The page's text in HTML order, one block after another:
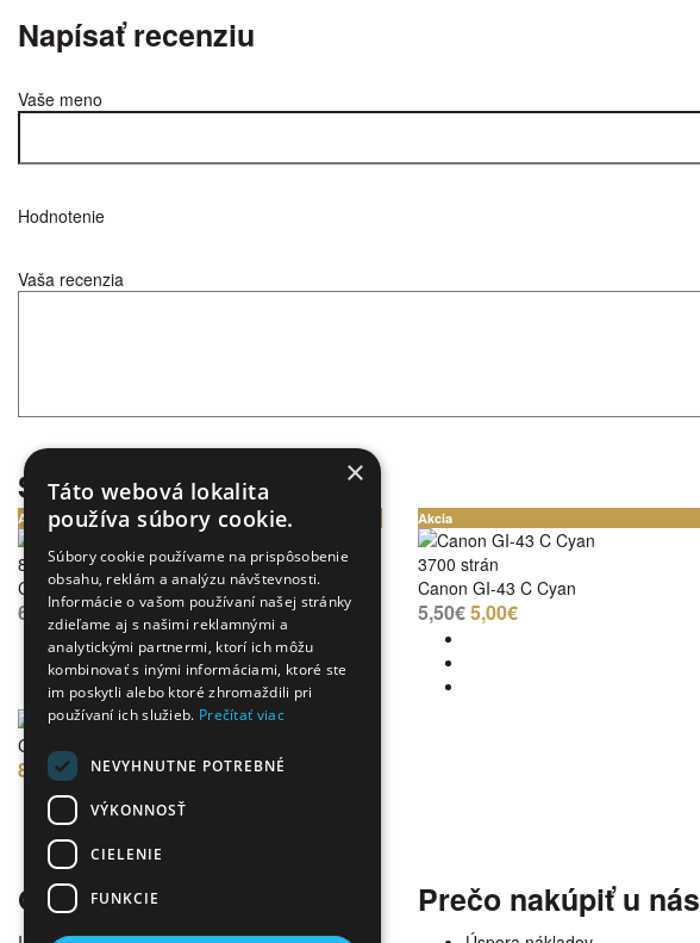
Napísať recenziu
Vaše meno
Hodnotenie
Vaša recenzia
Súvisiace produkty
Akcia
8000 strán
Canon GI-43 BK Black
6,00€ 5,00€
Akcia
3700 strán
Canon GI-43 C Cyan
5,50€5,00€
Canon MC-G02
8,00€
O nás Prečo nakúpiť u nás
×
Táto webová lokalita
používa súbory cookie.
Súbory cookie používame na prispôsobenie
obsahu, reklám a analýzu návštevnosti.
Informácie o vašom používaní našej stránky
zdieľame aj s našimi reklamnými a
analytickými partnermi, ktorí ich môžu
kombinovať s inými informáciami, ktoré ste
im poskytli alebo ktoré zhromaždili pri
používaní ich služieb. Prečítať viac
NEVYHNUTNE POTREBNÉ
VÝKONNOSŤ
CIELENIE
FUNKCIE